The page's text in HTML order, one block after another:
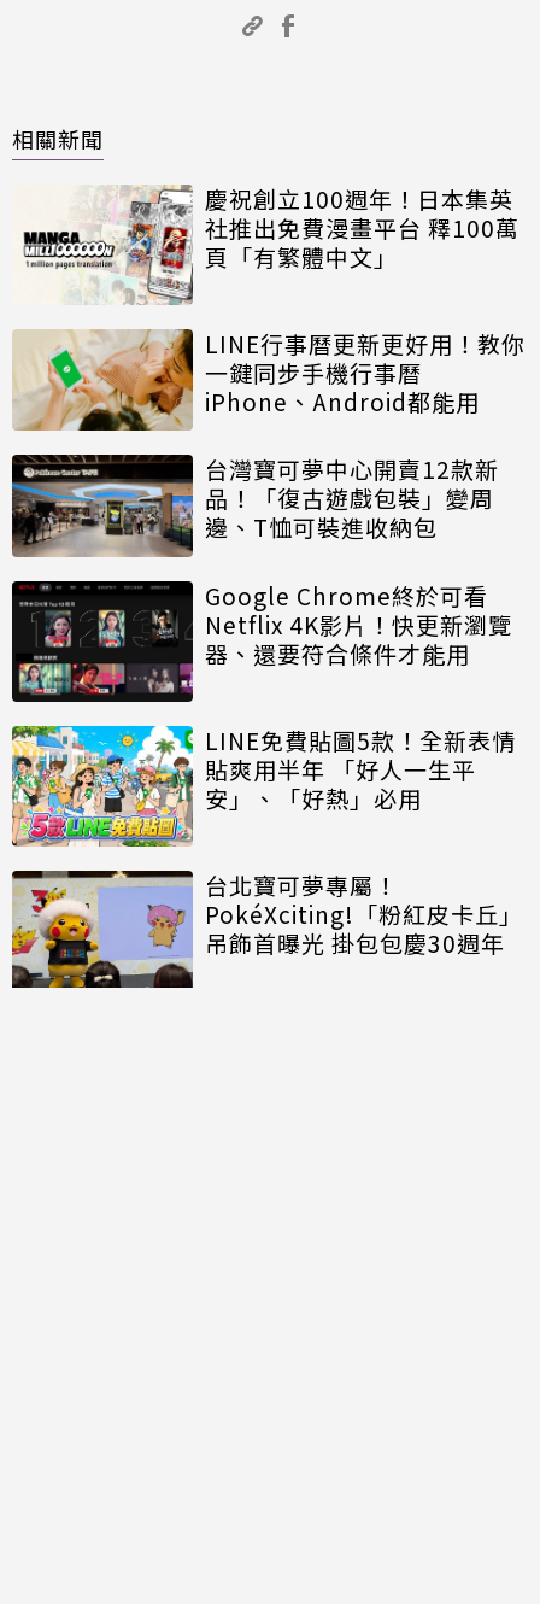
相關新聞
慶祝創立100週年！日本集英
社推出免費漫畫平台 釋100萬
頁「有繁體中文」
LINE行事曆更新更好用！教你
一鍵同步手機行事曆
iPhone、Android都能用
台灣寶可夢中心開賣12款新
品！「復古遊戲包裝」變周
邊、T恤可裝進收納包
Google Chrome終於可看
Netflix 4K影片！快更新瀏覽
器、還要符合條件才能用
LINE免費貼圖5款！全新表情
貼爽用半年 「好人一生平
安」、「好熱」必用
台北寶可夢專屬！
PokéXciting!「粉紅皮卡丘」
吊飾首曝光 掛包包慶30週年